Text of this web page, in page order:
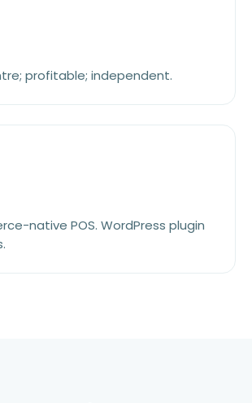
profitable; independent.
native POS. WordPress plugin